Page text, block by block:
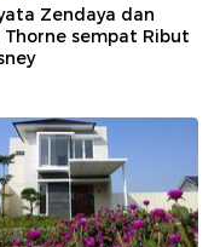
Zendaya dan
Thorne sempat Ribut